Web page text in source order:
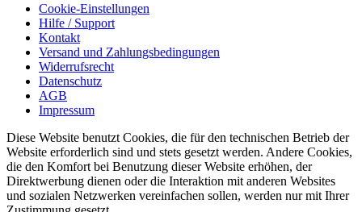
Cookie-Einstellungen
Hilfe / Support
Kontakt
Versand und Zahlungsbedingungen
Widerrufsrecht
Datenschutz
AGB
Impressum
Diese Website benutzt Cookies, die für den technischen Betrieb der
Website erforderlich sind und stets gesetzt werden. Andere Cookies,
die den Komfort bei Benutzung dieser Website erhöhen, der
Direktwerbung dienen oder die Interaktion mit anderen Websites
und sozialen Netzwerken vereinfachen sollen, werden nur mit Ihrer